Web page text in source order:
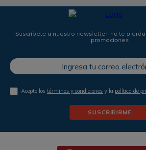
Suscríbete a nuestro newsletter, no te
promociones
Acepto lostérminos y condiciones y la política de
SUSCRIBIRME